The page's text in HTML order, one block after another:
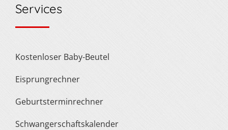
Services
Kostenloser Baby-Beutel
Eisprungrechner
Geburtsterminrechner
Schwangerschaftskalender